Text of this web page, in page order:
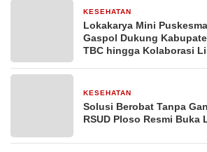
KESEHATAN
Lokakarya Mini
Gaspol Dukung
TBC hingga Kolaborasi
KESEHATAN
Solusi Berobat Tanpa
RSUD Ploso Resmi Buka